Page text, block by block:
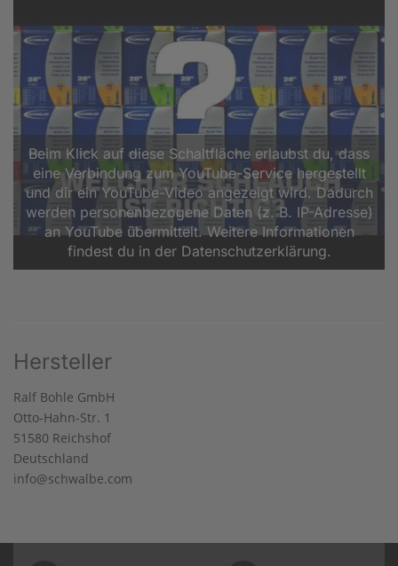
Beim Klick auf diese Schaltfläche erlaubst du, dass
eine Verbindung zum YouTube-Service hergestellt
und dir ein YouTube-Video angezeigt wird. Dadurch
werden personenbezogene Daten (z. B. IP-Adresse)
an YouTube übermittelt. Weitere Informationen
findest du in der Datenschutzerklärung.
Hersteller
Ralf Bohle GmbH
Otto-Hahn-Str. 1
51580 Reichshof
Deutschland
info@schwalbe.com